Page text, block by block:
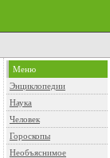
Меню
Энциклопедии
Наука
Человек
Гороскопы
Необъяснимое